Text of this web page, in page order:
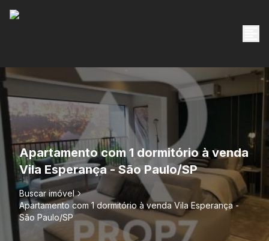
Apartamento com 1 dormitório à venda
Vila Esperança - São Paulo/SP
Buscar imóvel
Apartamento com 1 dormitório à venda Vila Esperança -
São Paulo/SP